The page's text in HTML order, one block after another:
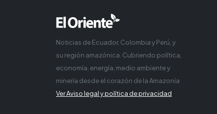
Noticias de Ecuador, Colombia y Perú, y
su región amazónica. Cubriendo política,
economía, energía, medio ambiente y
minería desde el corazón de la Amazonía
Ver Aviso legal y política de privacidad